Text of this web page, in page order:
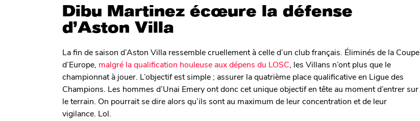
Dibu Martinez écœure la défense
d’Aston Villa
La fin de saison d’Aston Villa ressemble cruellement à celle d’un club français. Éliminés de la Coupe
d’Europe, malgré la qualification houleuse aux dépens du LOSC , les Villans n’ont plus que le
championnat à jouer. L’objectif est simple ; assurer la quatrième place qualificative en Ligue des
Champions. Les hommes d’Unai Emery ont donc cet unique objectif en tête au moment d’entrer sur
le terrain. On pourrait se dire alors qu’ils sont au maximum de leur concentration et de leur
vigilance. Lol.